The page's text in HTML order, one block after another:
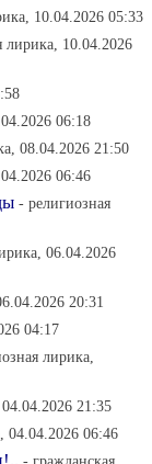
10.04.2026 05:33
лирика, 10.04.2026
06:18
08.04.2026 21:50
06:46
- религиозная
06.04.2026
20:31
04:17
лирика,
21:35
04.04.2026 06:46